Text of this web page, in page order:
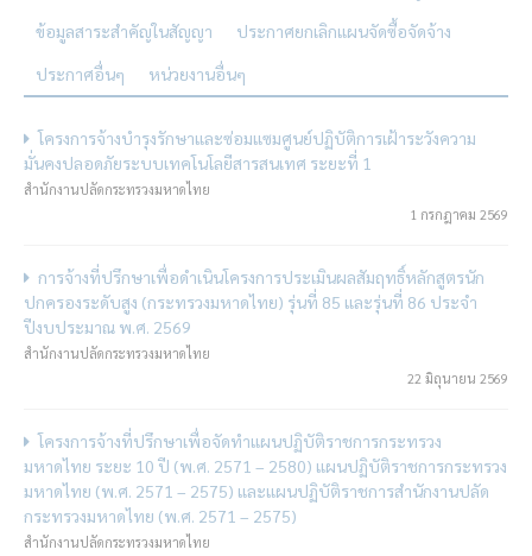
ข้อมูลสาระสำคัญในสัญญา
ประกาศยกเลิกแผนจัดซื้อจัดจ้าง
ประกาศอื่นๆ
หน่วยงานอื่นๆ
โครงการจ้างบำรุงรักษาและซ่อมแซมศูนย์ปฏิบัติการเฝ้าระวังความ
มั่นคงปลอดภัยระบบเทคโนโลยีสารสนเทศ ระยะที่ 1
สำนักงานปลัดกระทรวงมหาดไทย
1 กรกฎาคม 2569
การจ้างที่ปรึกษาเพื่อดำเนินโครงการประเมินผลสัมฤทธิ์หลักสูตรนัก
ปกครองระดับสูง (กระทรวงมหาดไทย) รุ่นที่ 85 และรุ่นที่ 86 ประจำ
ปีงบประมาณ พ.ศ. 2569
สำนักงานปลัดกระทรวงมหาดไทย
22 มิถุนายน 2569
โครงการจ้างที่ปรึกษาเพื่อจัดทำแผนปฏิบัติราชการกระทรวง
มหาดไทย ระยะ 10 ปี (พ.ศ. 2571 – 2580) แผนปฏิบัติราชการกระทรวง
มหาดไทย (พ.ศ. 2571 – 2575) และแผนปฏิบัติราชการสำนักงานปลัด
กระทรวงมหาดไทย (พ.ศ. 2571 – 2575)
สำนักงานปลัดกระทรวงมหาดไทย